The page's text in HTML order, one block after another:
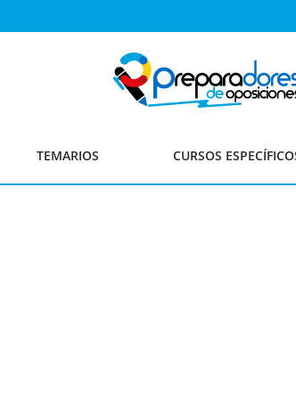
TEMARIOS CURSOS
Solicitud para
Vía de